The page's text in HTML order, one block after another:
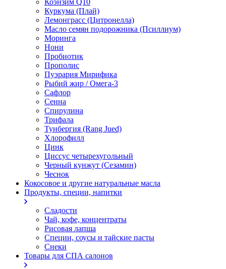
Коэнзим Q10
Куркума (Плай)
Лемонграсс (Цитронелла)
Масло семян подорожника (Псиллиум)
Моринга
Нони
Пробиотик
Прополис
Пуэрария Мирифика
Рыбий жир / Омега-3
Сафлор
Сенна
Спирулина
Трифала
Тунбергия (Rang Jued)
Хлорофилл
Цинк
Циссус четырехугольный
Черный кунжут (Сезамин)
Чеснок
Кокосовое и другие натуральные масла
Продукты, специи, напитки
Сладости
Чай, кофе, концентраты
Рисовая лапша
Специи, соусы и тайские пасты
Снеки
Товары для СПА салонов